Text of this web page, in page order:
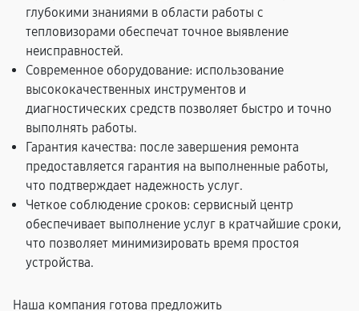
глубокими знаниями в области работы с
тепловизорами обеспечат точное выявление
неисправностей.
Современное оборудование: использование
высококачественных инструментов и
диагностических средств позволяет быстро и точно
выполнять работы.
Гарантия качества: после завершения ремонта
предоставляется гарантия на выполненные работы,
что подтверждает надежность услуг.
Четкое соблюдение сроков: сервисный центр
обеспечивает выполнение услуг в кратчайшие сроки,
что позволяет минимизировать время простоя
устройства.
Наша компания готова предложить